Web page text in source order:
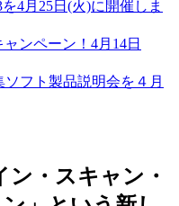
を4月25日(火)に開催しま
ンペーン！4月14日
フト製品説明会を４月
・スキャン・